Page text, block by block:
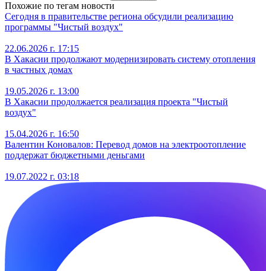
Похожие по тегам новости
Сегодня в правительстве региона обсудили реализацию
программы "Чистый воздух"
22.06.2026 г. 17:15
В Хакасии продолжают модернизировать систему отопления
в частных домах
19.05.2026 г. 13:00
В Хакасии продолжается реализация проекта "Чистый
воздух"
15.04.2026 г. 16:50
Валентин Коновалов: Перевод домов на электроотопление
поддержат бюджетными деньгами
19.07.2022 г. 03:18